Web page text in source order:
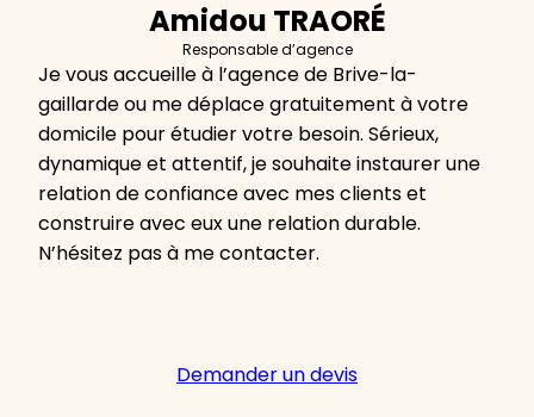
Amidou TRAORÉ
Responsable d’agence
Je vous accueille à l’agence de Brive-la-
gaillarde ou me déplace gratuitement à votre
domicile pour étudier votre besoin. Sérieux,
dynamique et attentif, je souhaite instaurer une
relation de confiance avec mes clients et
construire avec eux une relation durable.
N’hésitez pas à me contacter.
Demander un devis